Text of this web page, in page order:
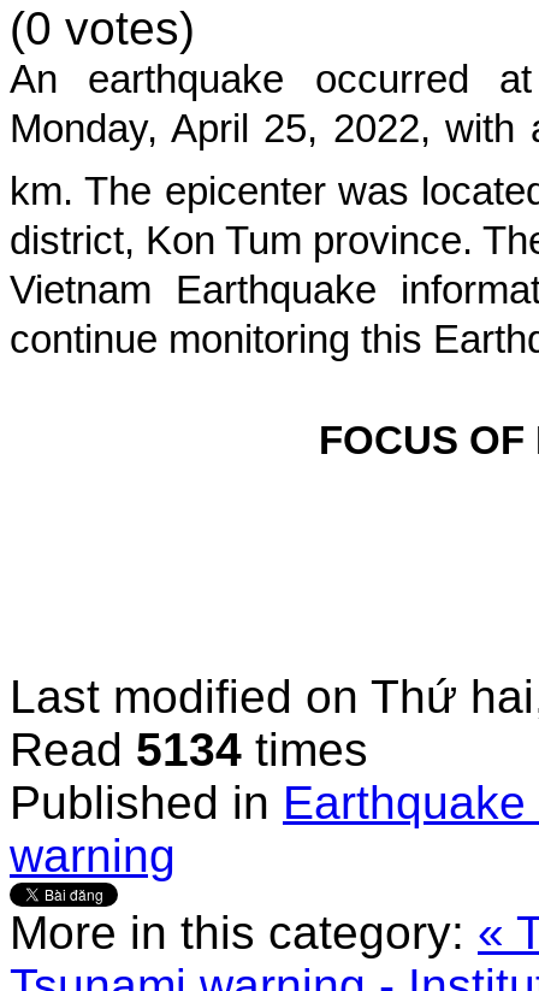
(0 votes)
An earthquake occurred
Monday, April 25, 2022, with
km. The epicenter was
district, Kon Tum province.
Vietnam Earthquake
continue monitoring this
FOCUS
Last modified on Thứ
Read 5134 times
Published in
warning
More in this category: «